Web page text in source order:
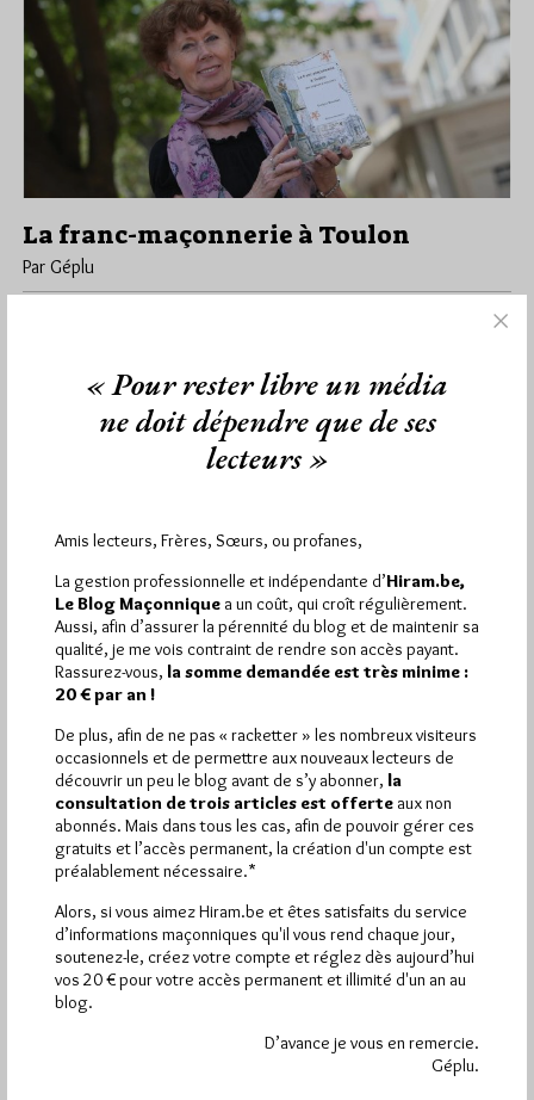
La franc-maçonnerie à Toulon
Par Géplu
historienne qui a fait une thèse sur la vie culturelle à…
Dans la presse 1 commentaire
Hier mercredi 5 août 2026, Hiram.be a reçu
visiteset 2 502 pages ont été lues (Source :
Pirsch.io)
Plus d’informations
Abonnement aux Newsletters - RSS
« Pour rester libre un média
ne doit dépendre que de ses
lecteurs »
Amis lecteurs, Frères, Sœurs, ou profanes,
La gestion professionnelle et indépendante d’Hiram.be,
Le Blog Maçonnique a un coût, qui croît régulièrement.
Aussi, afin d’assurer la pérennité du blog et de maintenir sa
qualité, je me vois contraint de rendre son accès payant.
Rassurez-vous, la somme demandée est très minime :
20 € par an !
De plus, afin de ne pas « racketter » les nombreux visiteurs
occasionnels et de permettre aux nouveaux lecteurs de
découvrir un peu le blog avant de s’y abonner, la
consultation de trois articles est offerte aux non
abonnés. Mais dans tous les cas, afin de pouvoir gérer ces
gratuits et l’accès permanent, la création d'un compte est
préalablement nécessaire.*
Alors, si vous aimez Hiram.be et êtes satisfaits du service
d’informations maçonniques qu'il vous rend chaque jour,
soutenez-le, créez votre compte et réglez dès aujourd’hui
vos 20 € pour votre accès permanent et illimité d'un an au
blog.
D’avance je vous en remercie.
Géplu.